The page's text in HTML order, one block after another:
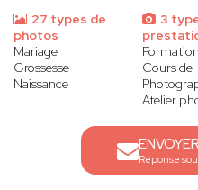
27 types de
photos
Mariage
Grossesse
Naissance
3
Formation
Cours de
Atelier
Réponse